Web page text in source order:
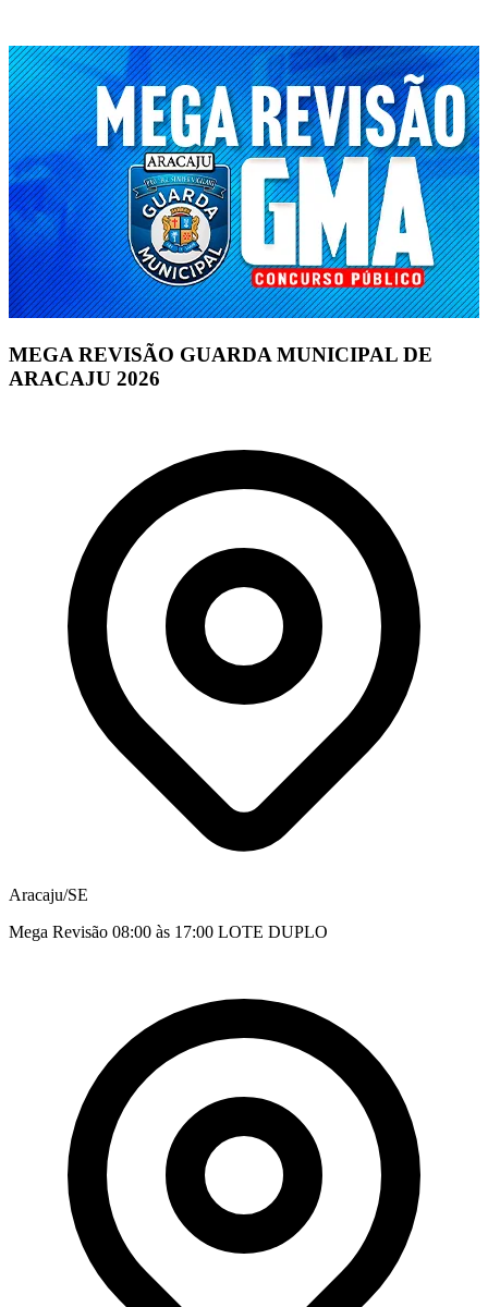
MEGA REVISÃO GUARDA MUNICIPAL DE
ARACAJU 2026
Aracaju/SE
Mega Revisão 08:00 às 17:00 LOTE DUPLO